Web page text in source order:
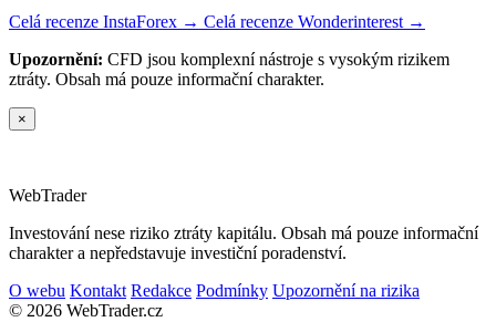
Celá recenze InstaForex → Celá recenze Wonderinterest →
Upozornění: CFD jsou komplexní nástroje s vysokým rizikem
ztráty. Obsah má pouze informační charakter.
×
WebTrader
Investování nese riziko ztráty kapitálu. Obsah má pouze informační
charakter a nepředstavuje investiční poradenství.
O webu Kontakt Redakce Podmínky Upozornění na rizika
© 2026 WebTrader.cz